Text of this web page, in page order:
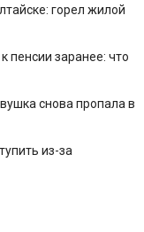
горел жилой
пенсии заранее: что
снова пропала в
из-за